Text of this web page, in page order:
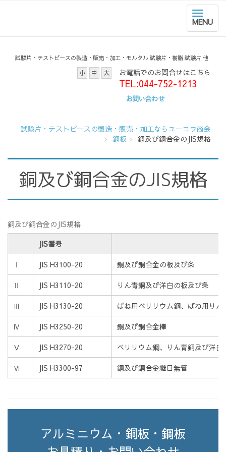
試験片・テストピースの製造・販売・加工・モルタル 試験片・樹脂 試験片 他
お電話でのお問合せはこちら
TEL:044-752-1213
お問い合わせ
小 中 大
MENU
試験片・テストピースの製造・販売・加工ならユーコウ商会
銅板
銅及び銅合金のJIS規格
銅及び銅合金のJIS規格
銅及び銅合金のJIS規格
JIS番号
Ⅰ JIS H3100-20 銅及び銅合金の板及び条
Ⅱ JIS H3110-20 りん青銅及び洋白の板及び条
Ⅲ JIS H3130-20 ばね用ベリリウム鋼、ばね用り
Ⅳ JIS H3250-20 銅及び銅合金棒
Ⅴ JIS H3270-20 ベリリウム鋼、りん青銅及び洋白
Ⅵ JIS H3300-97 銅及び銅合金継目無管
アルミニウム・銅板・鋼板